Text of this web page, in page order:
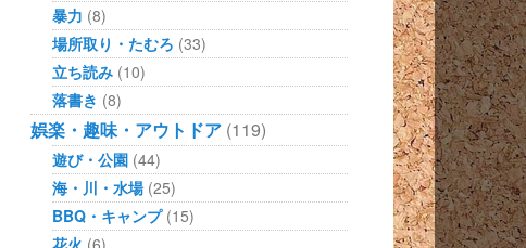
暴力 (8)
場所取り・たむろ (33)
立ち読み (10)
落書き (8)
娯楽・趣味・アウトドア (119)
遊び・公園 (44)
海・川・水場(25)
BBQ・キャンプ(15)